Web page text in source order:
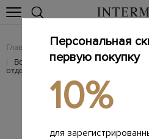
Главная Женщинам / Женская
/ Водонепроницаемая куртка с
отделкой
Персональная
первую покупку
10%
для